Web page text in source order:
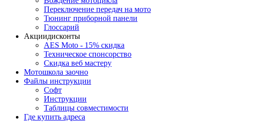
Переключение передач на мото
Тюнинг приборной панели
Глоссарий
Акциидисконты
AES Moto - 15% скидка
Техническое спонсорство
Скидка веб мастеру
Мотошкола заочно
Файлы инструкции
Софт
Инструкции
Таблицы совместимости
Где купить адреса